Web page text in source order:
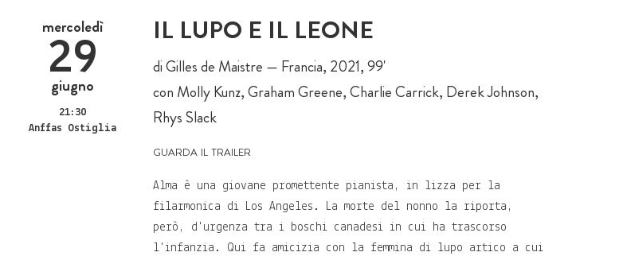
mercoledì
29
giugno
21:30
Anffas Ostiglia
IL LUPO E IL LEONE
di Gilles de Maistre — Francia, 2021, 99'
con Molly Kunz, Graham Greene, Charlie Carrick, Derek Johnson,
Rhys Slack
guarda il trailer
Alma è una giovane promettente pianista, in lizza per la
filarmonica di Los Angeles. La morte del nonno la riporta,
però, d'urgenza tra i boschi canadesi in cui ha trascorso
l'infanzia. Qui fa amicizia con la femmina di lupo artico a cui